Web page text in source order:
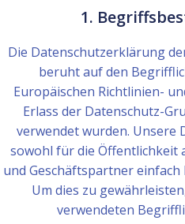
1.
Die Datenschutzerklärung
beruht auf den
Europäischen Richtlinien-
Erlass der Datenschutz-
verwendet wurden. Unsere
sowohl für die Öffentlichkeit
und Geschäftspartner
Um dies zu
verwendeten